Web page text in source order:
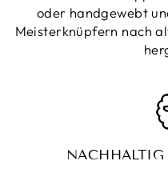
oder handgewebt
Meisterknüpfern nach